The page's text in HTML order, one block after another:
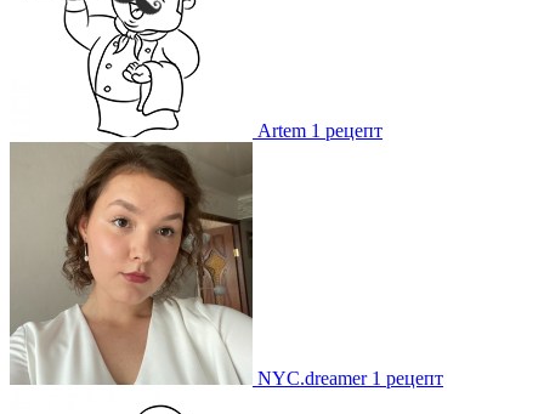
Artem 1 рецепт
NYC.dreamer 1 рецепт